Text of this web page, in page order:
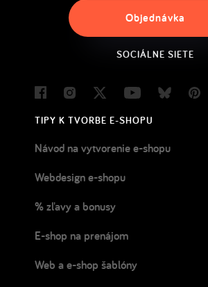
Objednávka
SOCIÁLNE SIETE
FacebookInstagram
Twitter YoutubeBluesky
TIPY K TVORBE E-SHOPU
Návod na vytvorenie e-shopu
Webdesign e-shopu
% zľavy a bonusy
E-shop na prenájom
Web a e-shop šablóny